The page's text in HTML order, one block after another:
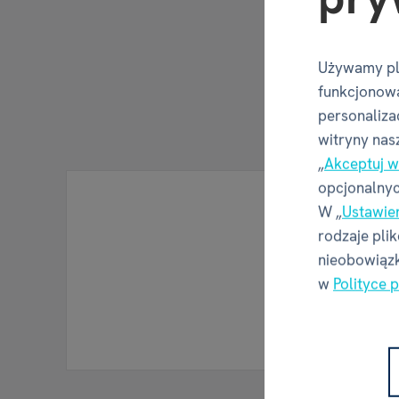
Używamy
witryny
„Akceptuj
W „
rodzaje
w Polityce